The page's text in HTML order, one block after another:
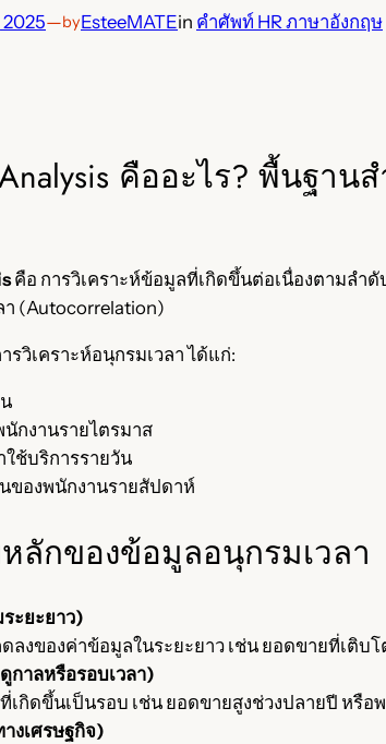
2025—byEsteeMATEin คำศัพท์ HR ภาษาอังกฤษ
Analysis คืออะไร? พื้นฐา
คือ การวิเคราะห์ข้อมูลที่เกิดขึ้นต่อเนื่องตามลำ
า (Autocorrelation)
วิเคราะห์อนุกรมเวลา ได้แก่:
กงานรายไตรมาส
ช้บริการรายวัน
ของพนักงานรายสัปดาห์
ลักของข้อมูลอนุกรมเวลา
ะยะยาว)
ลงของค่าข้อมูลในระยะยาว เช่น ยอดขายที่เติบ
กาลหรือรอบเวลา)
เกิดขึ้นเป็นรอบ เช่น ยอดขายสูงช่วงปลายปี หรือ
งเศรษฐกิจ)